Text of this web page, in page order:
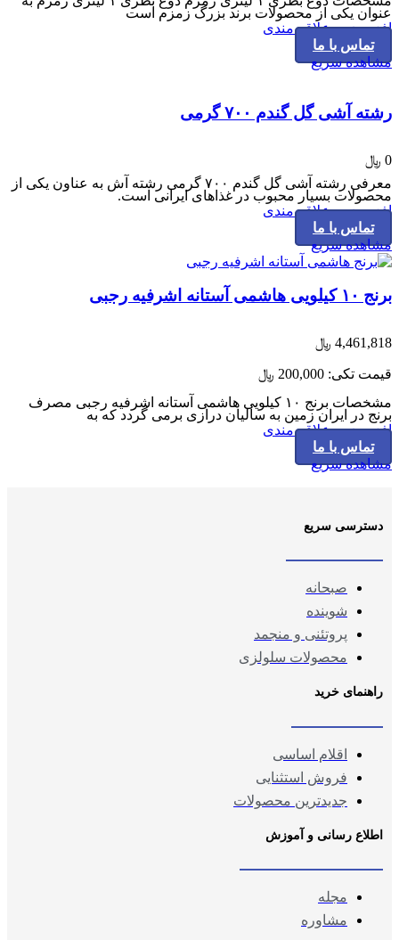
عنوان یکی از محصولات برند بزرگ زمزم است
افزودن به علاقه مندی
تماس با ما
مشاهده سریع
رشته آشی گل گندم ۷۰۰ گرمی
0 ﷼
معرفی رشته آشی گل گندم ۷۰۰ گرمی رشته آش به عناون یکی از
محصولات بسیار محبوب در غذاهای ایرانی است.
افزودن به علاقه مندی
تماس با ما
مشاهده سریع
برنج ۱۰ کیلویی هاشمی آستانه اشرفیه رجبی
4,461,818 ﷼
قیمت تکی: 200,000 ﷼
مشخصات برنج ۱۰ کیلویی هاشمی آستانه اشرفیه رجبی مصرف
برنج در ایران زمین به سالیان درازی برمی گردد که به
افزودن به علاقه مندی
تماس با ما
مشاهده سریع
دسترسی سریع
صبحانه
شوینده
پروتئنی و منجمد
محصولات سلولزی
راهنمای خرید
اقلام اساسی
فروش استثنایی
جدیدترین محصولات
اطلاع رسانی و آموزش
مجله
مشاوره